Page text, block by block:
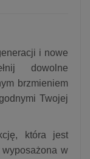
i nowe
dowolne
brzmieniem
Twojej
która jest
w